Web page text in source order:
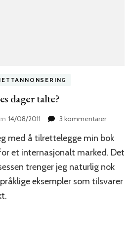
dager talte?
14/08/2011 3 kommentarertil
dager
med å tilrettelegge min bok
et internasjonalt marked. Det
trenger jeg naturlig nok
eksempler som tilsvarer